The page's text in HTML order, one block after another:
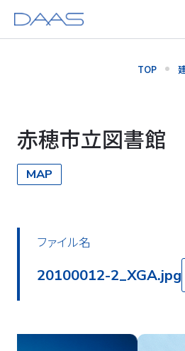
TOP
赤穂市立図書館
MAP
ファイル名
20100012-2_XGA.jpg